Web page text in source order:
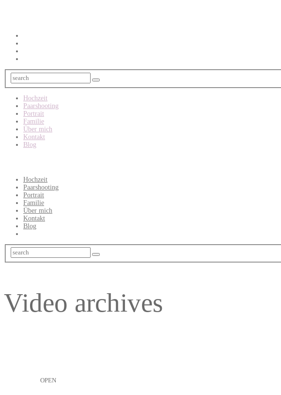
Hochzeit
Paarshooting
Portrait
Familie
Über mich
Kontakt
Blog
Hochzeit
Paarshooting
Portrait
Familie
Über mich
Kontakt
Blog
Video archives
OPEN